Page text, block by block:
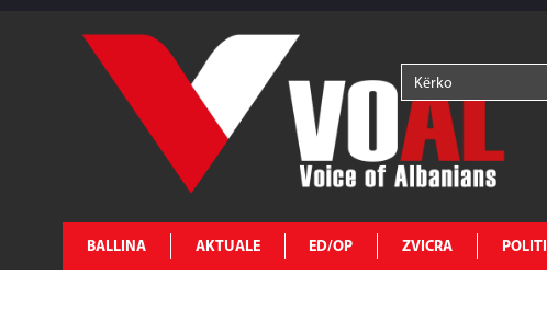
BALLINA AKTUALE ED/OP ZVICRA